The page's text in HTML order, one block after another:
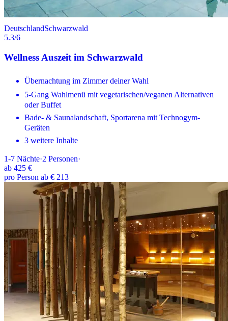
DeutschlandSchwarzwald
5.3/6
Wellness Auszeit im Schwarzwald
Übernachtung im Zimmer deiner Wahl
5-Gang Wahlmenü mit vegetarischen/veganen Alternativen
oder Buffet
Bade- & Saunalandschaft, Sportarena mit Technogym-
Geräten
3 weitere Inhalte
1-7 Nächte·2 Personen·
ab 425 €
pro Person ab € 213